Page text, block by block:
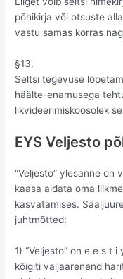
põhikirja või otsuste
vastu samas korras
§13.
Seltsi tegevuse
häälte-enamusega
likvideerimiskoosolek
EYS Veljesto
“Veljesto” ylesanne on
kaasa aidata oma
kasvatamises.
juhtmõtted:
1) “Veljesto” on e e s t
kõigiti väljaarenend